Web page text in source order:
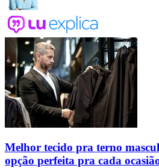
Melhor tecido pra terno
opção perfeita pra cada